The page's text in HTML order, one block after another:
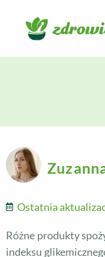
Ostatnia
Różne produkty
indeksu